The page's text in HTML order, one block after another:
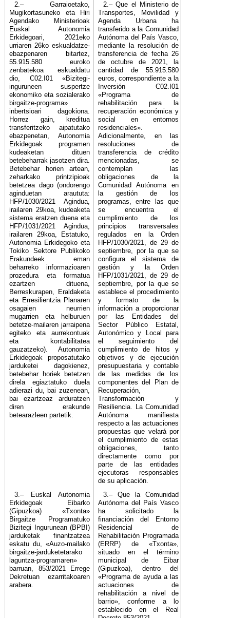
2.– Garraioetako,
Mugikortasuneko eta Hiri
Agendako Ministerioak
Euskal Autonomia
Erkidegoari, 2021eko
urriaren 26ko eskualdatze-
ebazpenaren bitartez,
55.915.580 euroko
zenbatekoa eskualdatu
dio, C02.I01 «Bizitegi-
inguruneen suspertze
ekonomiko eta sozialerako
birgaitze-programa»
inbertsioari dagokiona.
Horrez gain, kreditua
transferitzeko aipatutako
ebazpenetan, Autonomia
Erkidegoak programen
kudeaketan dituen
betebeharrak jasotzen dira.
Betebehar horien artean,
zeharkako printzipioak
betetzea dago (ondorengo
aginduetan araututa:
HFP/1030/2021 Agindua,
irailaren 29koa, kudeaketa
sistema eratzen duena eta
HFP/1031/2021 Agindua,
irailaren 29koa, Estatuko,
Autonomia Erkidegoko eta
Tokiko Sektore Publikoko
Erakundeek eman
beharreko informazioaren
prozedura eta formatua
ezartzen dituena,
Berreskurapen, Eraldaketa
eta Erresilientzia Planaren
osagaien neurrien
mugarrien eta helburuen
betetze-mailaren jarraipena
egiteko eta aurrekontuak
eta kontabilitatea
gauzatzeko). Autonomia
Erkidegoak proposatutako
jarduketei dagokienez,
betebehar horiek betetzen
direla egiaztatuko duela
adierazi du, bai zuzenean,
bai ezartzeaz arduratzen
diren erakunde
betearazleen partetik.
2.– Que el Ministerio de
Transportes, Movilidad y
Agenda Urbana ha
transferido a la Comunidad
Autónoma del País Vasco,
mediante la resolución de
transferencia de fecha 26
de octubre de 2021, la
cantidad de 55.915.580
euros, correspondiente a la
Inversión C02.I01
«Programa de
rehabilitación para la
recuperación económica y
social en entornos
residenciales».
Adicionalmente, en las
resoluciones de
transferencia de crédito
mencionadas, se
contemplan las
obligaciones de la
Comunidad Autónoma en
la gestión de los
programas, entre las que
se encuentra el
cumplimiento de los
principios transversales
regulados en la Orden
HFP/1030/2021, de 29 de
septiembre, por la que se
configura el sistema de
gestión y la Orden
HFP/1031/2021, de 29 de
septiembre, por la que se
establece el procedimiento
y formato de la
información a proporcionar
por las Entidades del
Sector Público Estatal,
Autonómico y Local para
el seguimiento del
cumplimiento de hitos y
objetivos y de ejecución
presupuestaria y contable
de las medidas de los
componentes del Plan de
Recuperación,
Transformación y
Resiliencia. La Comunidad
Autónoma manifiesta
respecto a las actuaciones
propuestas que velará por
el cumplimiento de estas
obligaciones, tanto
directamente como por
parte de las entidades
ejecutoras responsables
de su aplicación.
3.– Euskal Autonomia
Erkidegoak Eibarko
(Gipuzkoa) «Txonta»
Birgaitze Programatuko
Bizitegi Ingurunean (BPBI)
jarduketak finantzatzea
eskatu du, «Auzo-mailako
birgaitze-jarduketetarako
laguntza-programaren»
barruan, 853/2021 Errege
Dekretuan ezarritakoaren
arabera.
3.– Que la Comunidad
Autónoma del País Vasco
ha solicitado la
financiación del Entorno
Residencial de
Rehabilitación Programada
(ERRP) de «Txonta»,
situado en el término
municipal de Eibar
(Gipuzkoa), dentro del
«Programa de ayuda a las
actuaciones de
rehabilitación a nivel de
barrio», conforme a lo
establecido en el Real